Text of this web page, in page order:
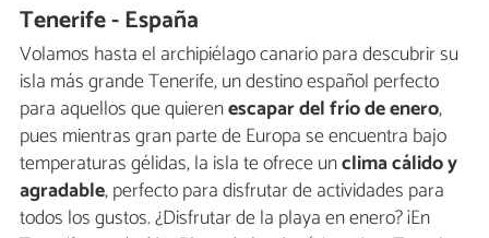
Tenerife - España
Volamos hasta el archipiélago canario para descubrir su
isla más grande Tenerife, un destino español perfecto
para aquellos que quierenescapar del frío de enero,
pues mientras gran parte de Europa se encuentra bajo
temperaturas gélidas, la isla te ofrece unclima cálido y
agradable, perfecto para disfrutar de actividades para
todos los gustos. ¿Disfrutar de la playa en enero? ¡En